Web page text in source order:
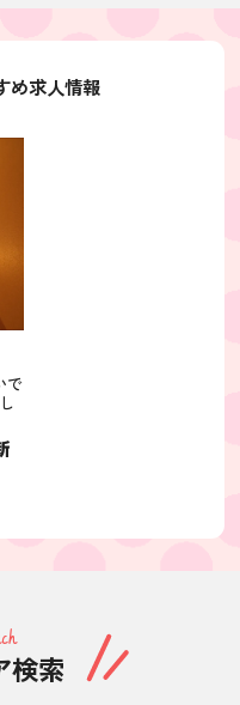
め求人情報
で
検索